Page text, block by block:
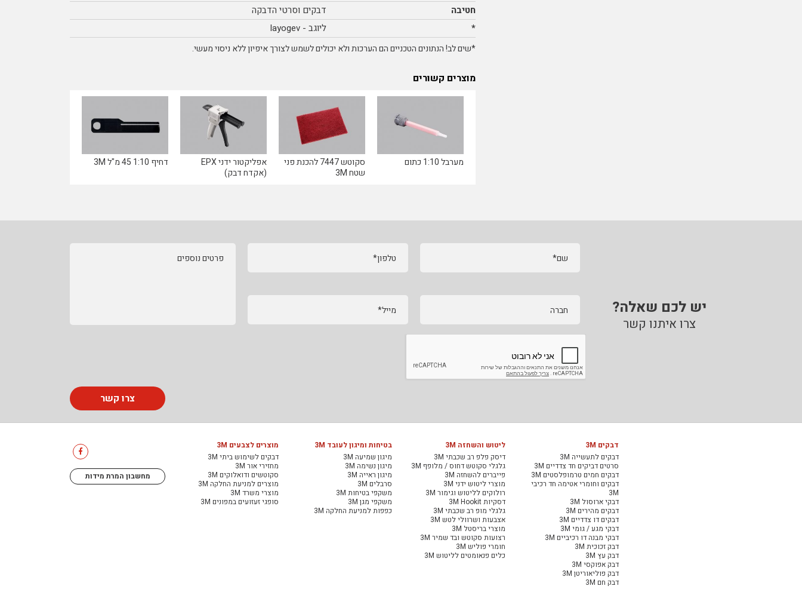
חטיבה
דבקים וסרטי הדבקה
*
ליוגב - layogev
*שים לב! הנתונים הטכניים הם הערכות ולא יכולים לשמש לצורך איפיון ללא ניסוי מעשי.
מוצרים קשורים
מערבל 1:10 כתום
סקוטש 7447 להכנת פני
שטח 3M
אפליקטור ידני EPX
(אקדח דבק)
דחיף 1:10 45 מ"ל 3M
יש לכם שאלה?
צרו איתנו קשר
שם* טלפון*
חברה מייל*
פרטים נוספים
צרו קשר
דבקים 3M
דבקים לתעשייה 3M
סרטים דביקים חד צדדיים 3M
דבקים חמים טרמופלסטים 3M
דבקים וחומרי אטימה חד רכיבי
3M
דבקי ארוסול 3M
דבקים מהירים 3M
דבקים דו צדדיים 3M
דבקי מגע / גומי 3M
דבקי מבנה דו רכיביים 3M
דבק זכוכית 3M
דבק עץ 3M
דבק אפוקסי 3M
דבק פוליאוריטן 3M
דבק חם 3M
ליטוש והשחזה 3M
דיסק פלפ רב שכבתי 3M
גלגלי סקוטש דחוס / מלופף 3M
פייברים להשחזה 3M
מוצרי ליטוש ידני 3M
רולוקים לליטוש וגימור 3M
דסקיות 3M Hookit
גלגלי מופ רב שכבתי 3M
אצבעות ושרוולי לטש 3M
מוצרי בריסטל 3M
רצועות סקוטש ובד שמיר 3M
חומרי פוליש 3M
כלים פנאומטים לליטוש 3M
בטיחות ומיגון לעובד 3M
מיגון שמיעה 3M
מיגון נשימה 3M
מיגון ראייה 3M
סרבלים 3M
משקפי בטיחות 3M
משקפי מגן 3M
כפפות למניעת החלקה 3M
מוצרים לצבעים 3M
דבקים לשימוש ביתי 3M
מחזירי אור 3M
סקוטשים ודואלוקים 3M
מוצרים למניעת החלקה 3M
מוצרי משרד 3M
סופגי זעזועים במפונים 3M
מחשבון המרת מידות